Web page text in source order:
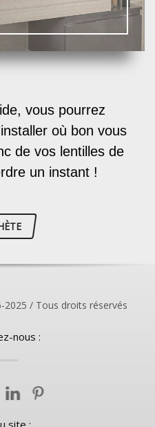
vous pourrez
où bon vous
de vos lentilles de
un instant !
2025 / Tous droits réservés
nous :